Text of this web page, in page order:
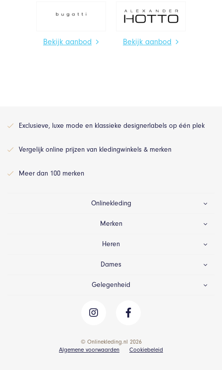
Bekijk aanbod Bekijk aanbod
Exclusieve, luxe mode en klassieke designerlabels op één plek
Vergelijk online prijzen van kledingwinkels & merken
Meer dan 100 merken
Onlinekleding
Merken
Heren
Dames
Gelegenheid
© Onlinekleding.nl 2026
Algemene voorwaarden
Cookiebeleid